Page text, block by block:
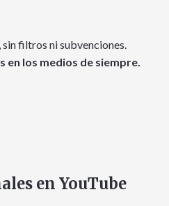
filtros ni subvenciones.
en los medios de siempre.
en YouTube